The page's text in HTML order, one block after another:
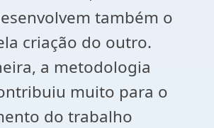
também o
criação do outro.
a metodologia
muito para o
do trabalho